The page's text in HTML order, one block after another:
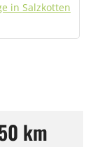
in Salzkotten
km